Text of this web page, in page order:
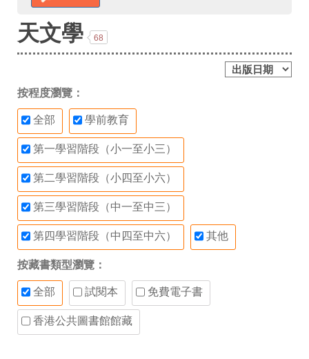
天文學 68
按程度瀏覽：
全部 學前教育
第一學習階段（小一至小三）
第二學習階段（小四至小六）
第三學習階段（中一至中三）
第四學習階段（中四至中六） 其他
按藏書類型瀏覽：
全部 試閱本 免費電子書
香港公共圖書館館藏